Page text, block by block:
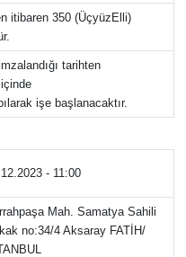
itibaren 350 (ÜçyüzElli)
tarihten
işe başlanacaktır.
- 11:00
Mah. Samatya Sahili
no:34/4 Aksaray FATİH/